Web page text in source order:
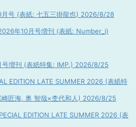
号 (表紙: 七五三掛龍也) 2026/8/28
年10月号増刊 (表紙: Number_i)
増刊 (表紙特集: IMP.) 2026/8/25
EDITION LATE SUMMER 2026 (表紙特
匠海, 奥 智哉×杢代和人) 2026/8/25
EDITION LATE SUMMER 2026 (表